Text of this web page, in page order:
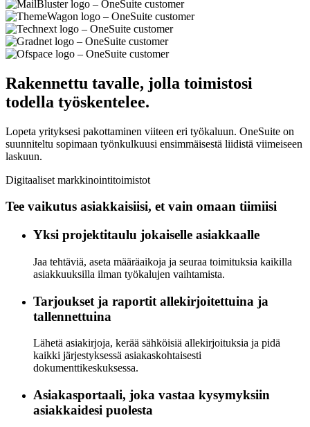
Rakennettu tavalle, jolla toimistosi
todella työskentelee.
Lopeta yrityksesi pakottaminen viiteen eri työkaluun. OneSuite on
suunniteltu sopimaan työnkulkuusi ensimmäisestä liidistä viimeiseen
laskuun.
Digitaaliset markkinointitoimistot
Tee vaikutus asiakkaisiisi, et vain omaan tiimiisi
Yksi projektitaulu jokaiselle asiakkaalle
Jaa tehtäviä, aseta määräaikoja ja seuraa toimituksia kaikilla
asiakkuuksilla ilman työkalujen vaihtamista.
Tarjoukset ja raportit allekirjoitettuina ja
tallennettuina
Lähetä asiakirjoja, kerää sähköisiä allekirjoituksia ja pidä
kaikki järjestyksessä asiakaskohtaisesti
dokumenttikeskuksessa.
Asiakasportaali, joka vastaa kysymyksiin
asiakkaidesi puolesta